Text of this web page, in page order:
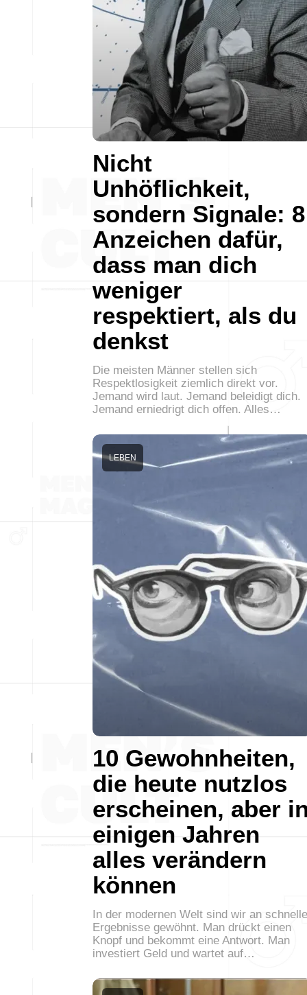
Nicht
Unhöflichkeit,
sondern Signale: 8
Anzeichen dafür,
dass man dich
weniger
respektiert, als du
denkst
Die meisten Männer stellen sich
Respektlosigkeit ziemlich direkt vor.
Jemand wird laut. Jemand beleidigt dich.
Jemand erniedrigt dich offen. Alles…
10 Gewohnheiten,
die heute nutzlos
erscheinen, aber
einigen Jahren
alles verändern
können
LEBEN
In der modernen Welt sind wir an schnelle
Ergebnisse gewöhnt. Man drückt einen
Knopf und bekommt eine Antwort. Man
investiert Geld und wartet auf…